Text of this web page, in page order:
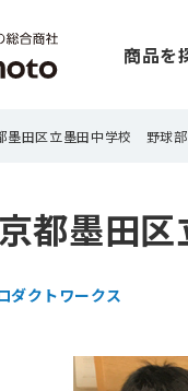
商品を
墨田区立墨田中学校 野球
都墨田
ダクトワークス